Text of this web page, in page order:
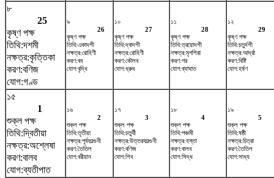
৮
25
কৃষ্ণ পক্ষ
তিথি:দশমী
নক্ষত্র:কৃত্তিকা
করণ:বণিজ
যোগ:গণ্ড
৯
26
কৃষ্ণ পক্ষ
তিথি:একাদশী
নক্ষত্র:রোহিণী
করণ:বব
যোগ:বৃদ্ধি
১০
27
কৃষ্ণ পক্ষ
তিথি:দ্বাদশী
নক্ষত্র:রোহিণী
করণ:কৌলব
যোগ:ধ্রুব
১১
28
কৃষ্ণ পক্ষ
তিথি:ত্রয়োদশী
নক্ষত্র:মৃগশিরা
করণ:গর
যোগ:ব্যাঘাত
১২
29
কৃষ্ণ পক্ষ
তিথি:চতুর্দশী
নক্ষত্র:আর্দ্রা
করণ:বিষ্টি
যোগ:হর্ষণ
১৫
1
শুক্ল পক্ষ
তিথি:দ্বিতীয়া
নক্ষত্র:অশ্লেষা
করণ:বালব
যোগ:ব্যতীপাত
১৬
2
শুক্ল পক্ষ
তিথি:তৃতীয়া
নক্ষত্র:পূর্বফাল্গুনী
করণ:তৈতিল
যোগ:বরীয়ান
১৭
3
শুক্ল পক্ষ
তিথি:চতুর্থী
নক্ষত্র:উত্তরফাল্গুনী
করণ:বণিজ
যোগ:শিব
১৮
4
শুক্ল পক্ষ
তিথি:পঞ্চমী
নক্ষত্র:হস্তা
করণ:বালব
যোগ:সিদ্ধ
১৯
5
শুক্ল পক্ষ
তিথি:ষষ্ঠী
নক্ষত্র:চিত্রা
করণ:তৈতিল
যোগ:সাধ্য